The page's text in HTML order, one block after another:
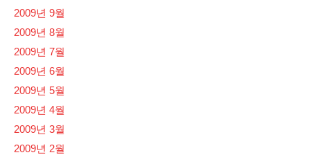
2009년 9월
2009년 8월
2009년 7월
2009년 6월
2009년 5월
2009년 4월
2009년 3월
2009년 2월